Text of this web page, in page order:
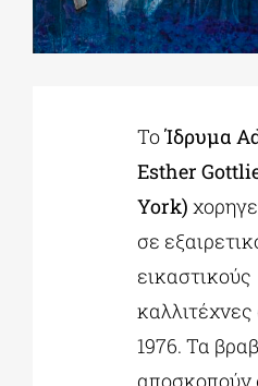
ΕΚΠΑΙΔΕΥΤΙΚΑ ΙΔΡΥΜΑΤΑ
ΠΟΛΙΤΙΣΤΙΚΟΙ ΦΟΡΕΙΣ
ΤοΊδρυμα
Esther
York)
σε
εικαστικούς
1976. Τα